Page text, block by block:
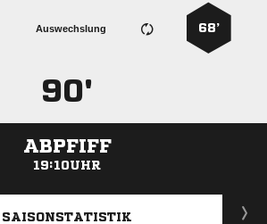
68’
Auswechslung
90'
ABPFIFF
19:10UHR
ANZEIGE
SAISONSTATISTIK